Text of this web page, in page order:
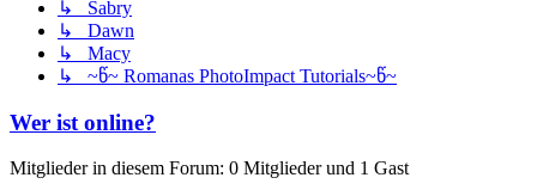
↳ Sabry
↳ Dawn
↳ Macy
↳ ~წ~ Romanas PhotoImpact Tutorials~წ~
Wer ist online?
Mitglieder in diesem Forum: 0 Mitglieder und 1 Gast